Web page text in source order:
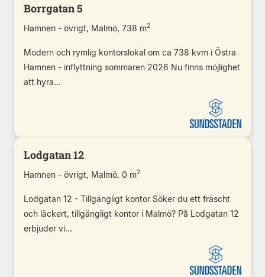
Borrgatan 5
Hamnen - övrigt, Malmö, 738 m2
Modern och rymlig kontorslokal om ca 738 kvm i Östra
Hamnen - inflyttning sommaren 2026 Nu finns möjlighet
att hyra...
Lodgatan 12
Hamnen - övrigt, Malmö, 0 m2
Lodgatan 12 - Tillgängligt kontor Söker du ett fräscht
och läckert, tillgängligt kontor i Malmö? På Lodgatan 12
erbjuder vi...